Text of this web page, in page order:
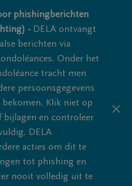
phishingberichten
- DELA ontvangt
berichten via
Onder het
tracht men
persoonsgegevens
Klik niet op
bijlagen en controleer
DELA
acties om dit te
tot phishing en
nooit volledig uit te